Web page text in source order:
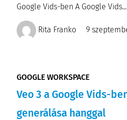
Google Vids-ben A Google Vids...
Rita Franko 9
GOOGLE WORKSPACE
Veo 3 a Google Vids-
generálása hanggal